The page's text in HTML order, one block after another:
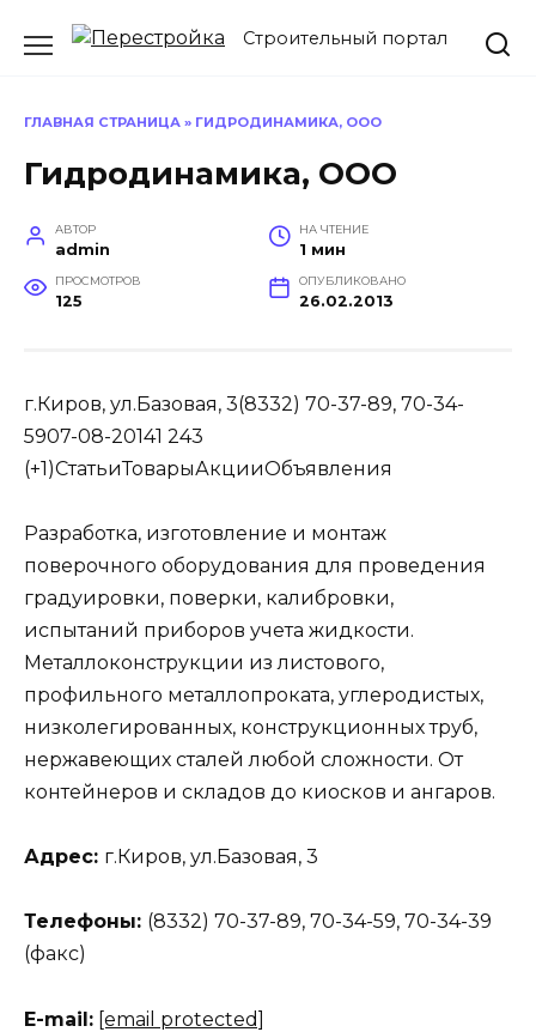
Строительный портал
ГЛАВНАЯ СТРАНИЦА » ГИДРОДИНАМИКА, ООО
Гидродинамика, ООО
АВТОР
admin
НА ЧТЕНИЕ
1 мин
ПРОСМОТРОВ
125
ОПУБЛИКОВАНО
26.02.2013
г.Киров, ул.Базовая, 3(8332) 70-37-89, 70-34-
5907-08-20141 243
(+1)СтатьиТоварыАкцииОбъявления
Разработка, изготовление и монтаж
поверочного оборудования для проведения
градуировки, поверки, калибровки,
испытаний приборов учета жидкости.
Металлоконструкции из листового,
профильного металлопроката, углеродистых,
низколегированных, конструкционных труб,
нержавеющих сталей любой сложности. От
контейнеров и складов до киосков и ангаров.
Адрес: г.Киров, ул.Базовая, 3
Телефоны: (8332) 70-37-89, 70-34-59, 70-34-39
(факс)
Е-mail: [email protected]